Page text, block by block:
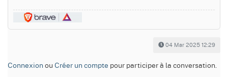
04 Mar 2025 12:29
Connexion ou Créer un compte pour participer à la conversation.